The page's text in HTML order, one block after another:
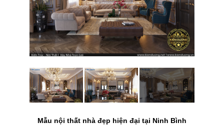
Mẫu nội thất nhà đẹp hiện đại tại Ninh Bình